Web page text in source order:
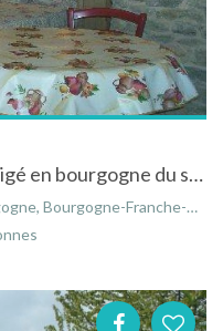
Les gîtes de la doudounette à igé en bourgogne du sud avec piscine et vue sur les vignes
Franche-Comté, France